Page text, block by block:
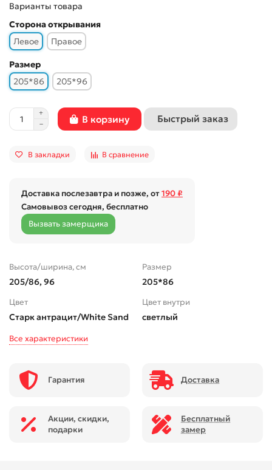
Варианты товара
Сторона открывания
Левое
Правое
Размер
205*86
205*96
В корзину Быстрый заказ
В закладки В сравнение
Доставка послезавтра и позже, от190 ₽
Самовывоз сегодня, бесплатно
Вызвать замерщика
Высота/ширина, см
205/86, 96
Размер
205*86
Цвет
Старк антрацит/White Sand
Цвет внутри
светлый
Все характеристики
Гарантия Доставка
Акции, скидки,
подарки
Бесплатный
замер